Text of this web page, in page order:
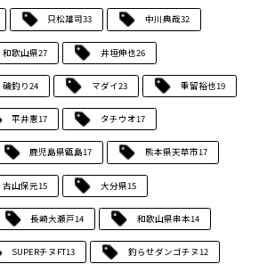
只松雄司33 中川典哉32
和歌山県27 井垣伸也26
磯釣り24 マダイ23 重留裕也19
平井憲17 タチウオ17
鹿児島県甑島17 熊本県天草市17
古山保元15 大分県15
長崎大瀬戸14 和歌山県串本14
SUPERチヌFT13 釣らせダンゴチヌ12